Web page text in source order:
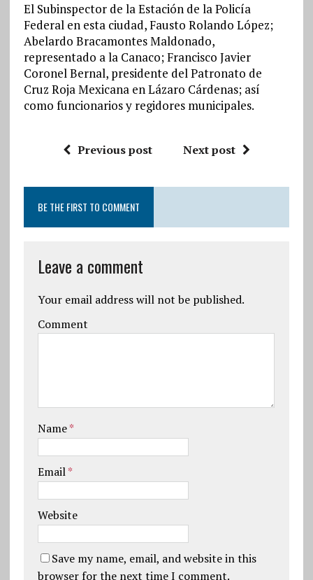
El Subinspector de la Estación de la Policía
Federal en esta ciudad, Fausto Rolando López;
Abelardo Bracamontes Maldonado,
representado a la Canaco; Francisco Javier
Coronel Bernal, presidente del Patronato de
Cruz Roja Mexicana en Lázaro Cárdenas; así
como funcionarios y regidores municipales.
Previous post Next post
BE THE FIRST TO COMMENT
Leave a comment
Your email address will not be published.
Comment
Name*
Email*
Website
Save my name, email, and website in this
browser for the next time I comment.